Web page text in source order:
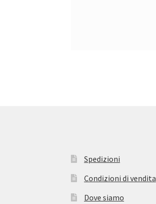
Spedizioni
Condizioni di vendita
Dove siamo